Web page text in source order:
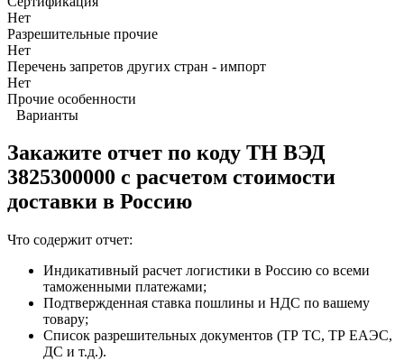
Нет
Разрешительные прочие
Нет
Перечень запретов других стран - импорт
Нет
Прочие особенности
Варианты
Закажите отчет по коду ТН ВЭД
3825300000 с расчетом стоимости
доставки в Россию
Что содержит отчет:
Индикативный расчет логистики в Россию со всеми
таможенными платежами;
Подтвержденная ставка пошлины и НДС по вашему
товару;
Список разрешительных документов (ТР ТС, ТР ЕАЭС,
ДС и т.д.).